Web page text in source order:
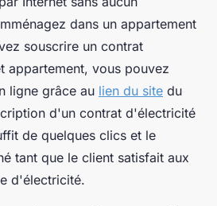
dans un appartement
souscrire un contrat
appartement, vous pouvez
ligne grâce au lien du site du
d'un contrat d'électricité
de quelques clics et le
tant que le client satisfait aux
d'électricité.